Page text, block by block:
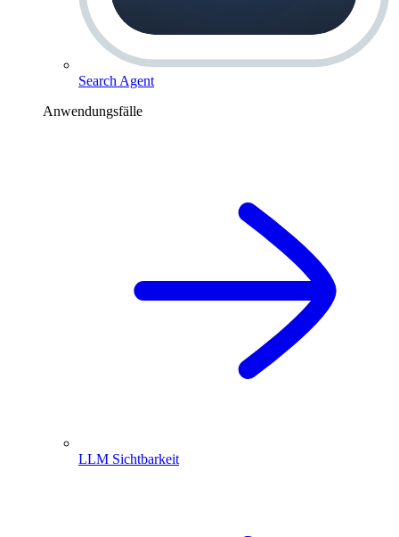
Search Agent
Anwendungsfälle
LLM Sichtbarkeit